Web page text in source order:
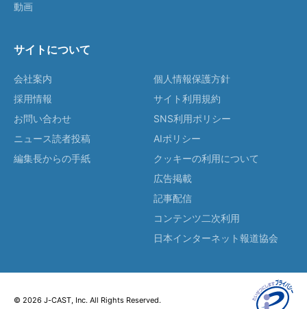
動画
サイトについて
会社案内
採用情報
お問い合わせ
ニュース読者投稿
編集長からの手紙
個人情報保護方針
サイト利用規約
SNS利用ポリシー
AIポリシー
クッキーの利用について
広告掲載
記事配信
コンテンツ二次利用
日本インターネット報道協会
© 2026 J-CAST, Inc. All Rights Reserved.